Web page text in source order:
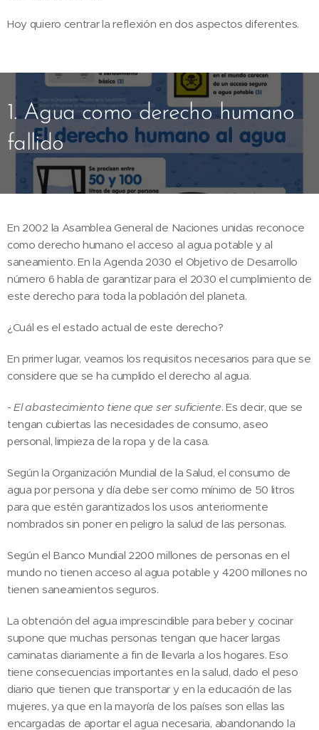
Hoy quiero centrar la reflexión en dos aspectos diferentes.
1. Agua como derecho humano
fallido
En 2002 la Asamblea General de Naciones unidas reconoce
como derecho humano el acceso al agua potable y al
saneamiento. En la Agenda 2030 el Objetivo de Desarrollo
número 6 habla de garantizar para el 2030 el cumplimiento de
este derecho para toda la población del planeta.
¿Cuál es el estado actual de este derecho?
En primer lugar, veamos los requisitos necesarios para que se
considere que se ha cumplido el derecho al agua.
- El abastecimiento tiene que ser suficiente. Es decir, que se
tengan cubiertas las necesidades de consumo, aseo
personal, limpieza de la ropa y de la casa.
Según la Organización Mundial de la Salud, el consumo de
agua por persona y día debe ser como mínimo de 50 litros
para que estén garantizados los usos anteriormente
nombrados sin poner en peligro la salud de las personas.
Según el Banco Mundial 2200 millones de personas en el
mundo no tienen acceso al agua potable y 4200 millones no
tienen saneamientos seguros.
La obtención del agua imprescindible para beber y cocinar
supone que muchas personas tengan que hacer largas
caminatas diariamente a fin de llevarla a los hogares. Eso
tiene consecuencias importantes en la salud, dado el peso
diario que tienen que transportar y en la educación de las
mujeres, ya que en la mayoría de los países son ellas las
encargadas de aportar el agua necesaria, abandonando la